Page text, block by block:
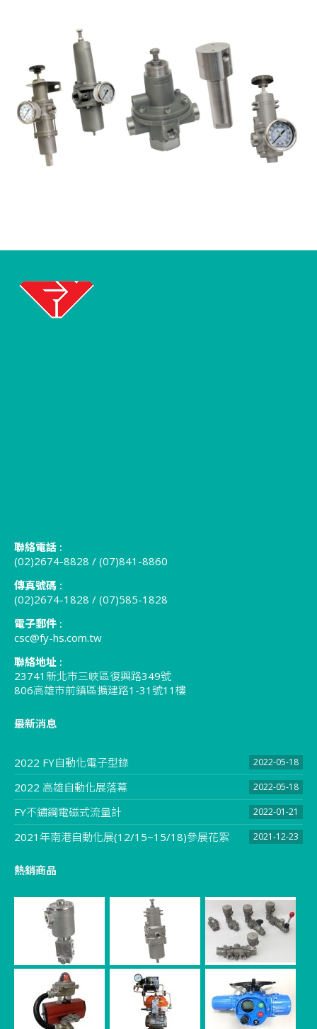
聯絡電話 :
(02)2674-8828 / (07)841-8860
傳真號碼 :
(02)2674-1828 / (07)585-1828
電子郵件 :
csc@fy-hs.com.tw
聯絡地址 :
23741新北市三峽區復興路349號
806高雄市前鎮區擴建路1-31號11樓
最新消息
2022 FY自動化電子型錄 2022-05-18
2022 高雄自動化展落幕 2022-05-18
FY不鏽鋼電磁式流量計 2022-01-21
2021年南港自動化展(12/15~15/18)參展花絮 2021-12-23
熱銷商品